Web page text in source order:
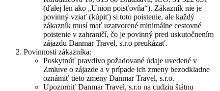
(ďalej len ako „Union poisťovňa“). Zákazník nie je
povinný vziať (kúpiť) si toto poistenie, ale každý
zákazník musí mať uzatvorené minimálne cestovné
poistenie v zahraničí, čo je povinný pred uskutočnením
zájazdu Danmar Travel, s.r.o preukázať.
Povinnosti zákazníka:
Poskytnúť pravdivo požadované údaje uvedené v
Zmluve o zájazde a v prípade ich zmeny bezodkladne
oznámiť tieto zmeny Danmar Travel, s.r.o.
Upozorniť Danmar Travel, s.r.o na cudziu štátnu